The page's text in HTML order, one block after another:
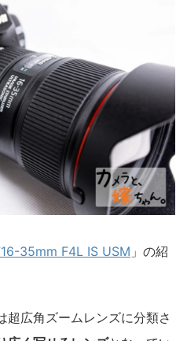
35mm F4L IS USM 」の紹
超広角ズームレンズに分類さ